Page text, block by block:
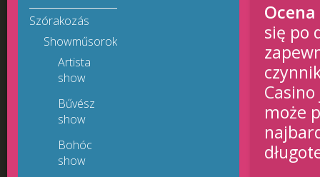
się po
Casino
może
Szórakozás
Showműsorok
Artista
show
Bűvész
show
Bohóc
show